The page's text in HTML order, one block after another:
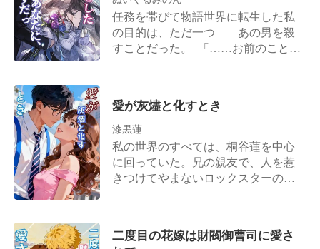
妙な嘘を信じ込み、実の娘である静
を会社から追い出そうとした。 四年
間の献身は、ただ資産と技術を奪う
ための踏み台に過ぎなかったのだ。
ショーだったわ、でも、本当のショ
を要求して自ら取締役の座を退く
と、長年秘密裏に準備してきた天才
研究者としての真の力を解放し、奴
らの会社を内部から完全に破壊する
だった。 彼は私の誕生日ケーキを床
に叩きつけ、こう怒鳴りつけたの
だ。 「正気か？ 俺は君の後見人なん
者の詩織（しおり）さんを家に連れ
てきた。 「大人になるまで待ってい
る」と約束してくれた人も、「君は
俺の一番星だ」と言ってくれた人
も、もうどこにもいなかった。 十年
間の絶望的で燃えるような恋心は、
は、誰よりも私を傷つける人になっ
任務を帯びて物語世界に転生した私
の目的は、ただ一つ――あの男を殺
すことだった。 「……お前のこと
した短刀が、思わず震え、引っ込
む。 「俺と夫婦になってくれ。これ
から先、一生を共に歩もう。」
「……うん。」 脳内では警告音が何
度も鳴り響いていた。それでも私
ての責を果たしていない。そろそろ
愛が灰燼と化すとき
漆黒蓮
私の世界のすべては、桐谷蓮を中心
に回っていた。兄の親友で、人を惹
きつけてやまないロックスターの彼
しがみついた。「お前が二十二にな
二度目の花嫁は財閥御曹司に愛さ